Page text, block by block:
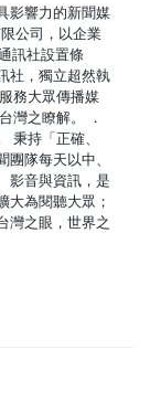
影響力的新聞媒
公司，以企業
訊社設置條
社，獨立超然執
務大眾傳播媒
灣之瞭解。 ．
秉持「正確、
隊每天以中、
影音與資訊，是
大為閱聽大眾；
灣之眼，世界之